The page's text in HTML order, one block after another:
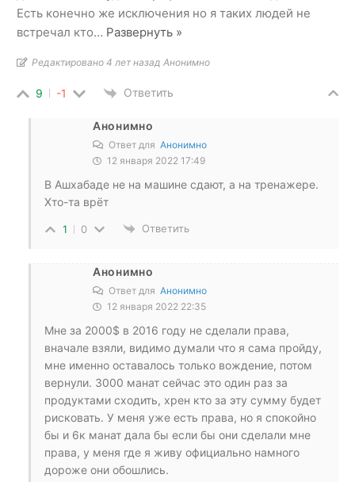
Есть конечно же исключения но я таких людей не
встречал кто… Развернуть »
Редактировано 4 лет назад Анонимно
9 -1 Ответить
Анонимно
Ответ для Анонимно
12 января 2022 17:49
В Ашхабаде не на машине сдают, а на тренажере.
Хто-та врёт
1 0 Ответить
Анонимно
Ответ для Анонимно
12 января 2022 22:35
Мне за 2000$ в 2016 году не сделали права,
вначале взяли, видимо думали что я сама пройду,
мне именно оставалось только вождение, потом
вернули. 3000 манат сейчас это один раз за
продуктами сходить, хрен кто за эту сумму будет
рисковать. У меня уже есть права, но я спокойно
бы и 6к манат дала бы если бы они сделали мне
права, у меня где я живу официально намного
дороже они обошлись.